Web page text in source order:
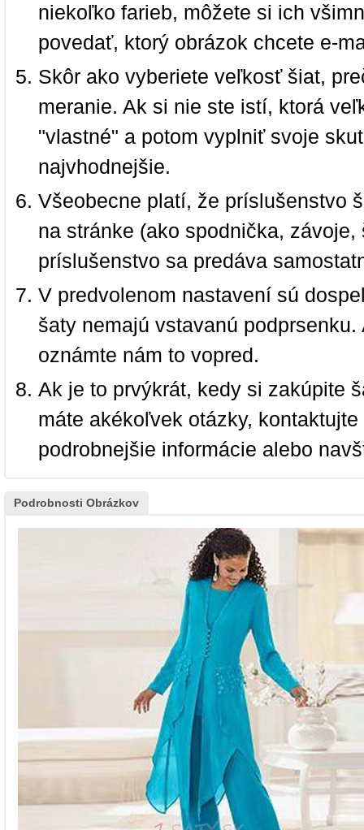
niekoľko farieb, môžete si ich
povedať, ktorý obrázok chcete e-
Skôr ako vyberiete veľkosť šiat,
meranie. Ak si nie ste istí, ktorá
"vlastné" a potom vyplniť svoje
najvhodnejšie.
Všeobecne platí, že príslušenstvo
na stránke (ako spodnička,
príslušenstvo sa predáva
V predvolenom nastavení sú
šaty nemajú vstavanú
oznámte nám to vopred.
Ak je to prvýkrát, kedy si zakúpite
máte akékoľvek otázky,
podrobnejšie informácie alebo
Podrobnosti Obrázkov